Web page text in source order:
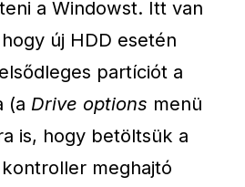
a Windowst. Itt van
új HDD esetén
partíciót a
(a Drive options menü
is, hogy betöltsük a
meghajtó